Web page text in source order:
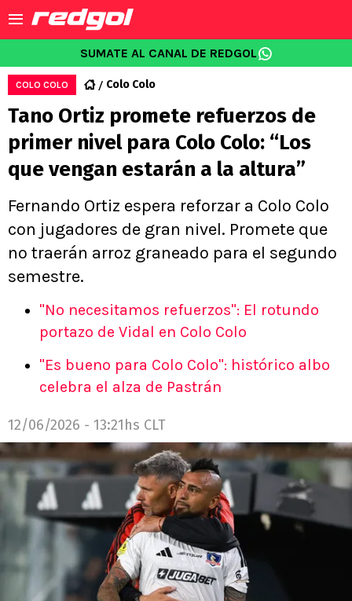
SUMATE AL CANAL DE REDGOL
COLO COLO Colo Colo
Tano Ortiz promete refuerzos de
primer nivel para Colo Colo: “Los
que vengan estarán a la altura”
Fernando Ortiz espera reforzar a Colo Colo
con jugadores de gran nivel. Promete que
no traerán arroz graneado para el segundo
semestre.
"No necesitamos refuerzos": El rotundo
portazo de Vidal en Colo Colo
"Es bueno para Colo Colo": histórico albo
celebra el alza de Pastrán
12/06/2026 - 13:21hs CLT